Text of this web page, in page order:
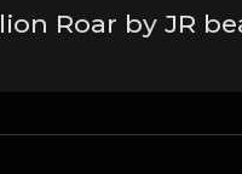
lion Roar by JR